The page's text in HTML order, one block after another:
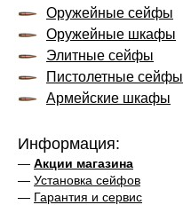
Оружейные сейфы
Оружейные шкафы
Элитные сейфы
Пистолетные сейфы
Армейские шкафы
Информация:
— Акции магазина
— Установка сейфов
— Гарантия и сервис